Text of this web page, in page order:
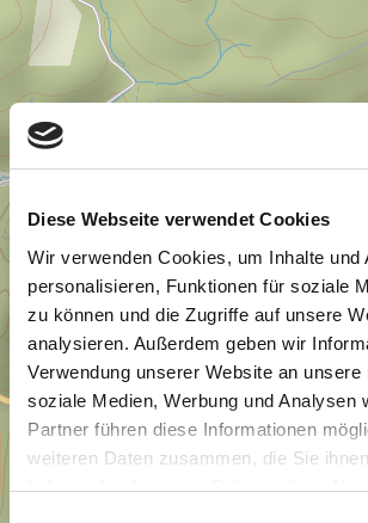
Diese Webseite verwendet Cookies
Wir verwenden Cookies, um Inhalte und
personalisieren, Funktionen für soziale
zu können und die Zugriffe auf unsere
analysieren. Außerdem geben wir
Verwendung unserer Website an unsere
soziale Medien, Werbung und Analysen
Partner führen diese Informationen
weiteren Daten zusammen, die Sie
haben oder die sie im Rahmen Ihrer